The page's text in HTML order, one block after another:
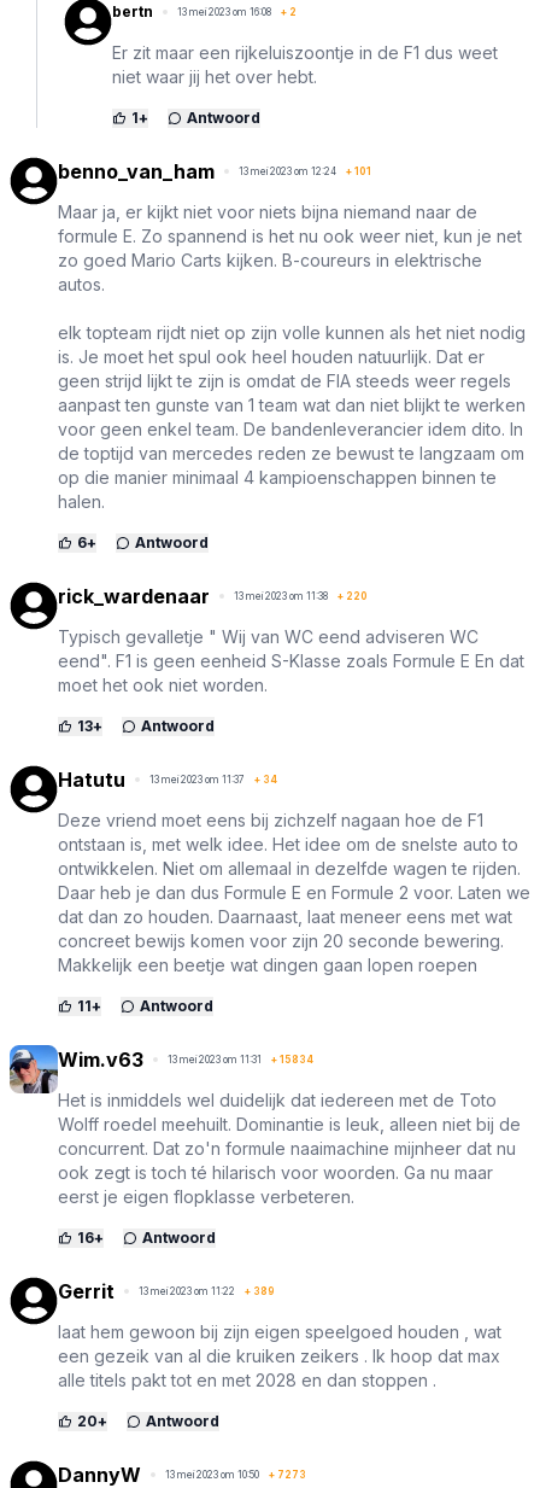
bertn 13 mei 2023 om 16:08 + 2
Er zit maar een rijkeluiszoontje in de F1 dus weet
niet waar jij het over hebt.
1+ Antwoord
benno_van_ham 13 mei 2023 om 12:24 + 101
Maar ja, er kijkt niet voor niets bijna niemand naar de
formule E. Zo spannend is het nu ook weer niet, kun je net
zo goed Mario Carts kijken. B-coureurs in elektrische
autos.
elk topteam rijdt niet op zijn volle kunnen als het niet nodig
is. Je moet het spul ook heel houden natuurlijk. Dat er
geen strijd lijkt te zijn is omdat de FIA steeds weer regels
aanpast ten gunste van 1 team wat dan niet blijkt te werken
voor geen enkel team. De bandenleverancier idem dito. In
de toptijd van mercedes reden ze bewust te langzaam om
op die manier minimaal 4 kampioenschappen binnen te
halen.
6+ Antwoord
rick_wardenaar 13 mei 2023 om 11:38 + 220
Typisch gevalletje " Wij van WC eend adviseren WC
eend". F1 is geen eenheid S-Klasse zoals Formule E En dat
moet het ook niet worden.
13+ Antwoord
Hatutu 13 mei 2023 om 11:37 + 34
Deze vriend moet eens bij zichzelf nagaan hoe de F1
ontstaan is, met welk idee. Het idee om de snelste auto to
ontwikkelen. Niet om allemaal in dezelfde wagen te rijden.
Daar heb je dan dus Formule E en Formule 2 voor. Laten we
dat dan zo houden. Daarnaast, laat meneer eens met wat
concreet bewijs komen voor zijn 20 seconde bewering.
Makkelijk een beetje wat dingen gaan lopen roepen
11+ Antwoord
Wim.v63 13 mei 2023 om 11:31 + 15834
Het is inmiddels wel duidelijk dat iedereen met de Toto
Wolff roedel meehuilt. Dominantie is leuk, alleen niet bij de
concurrent. Dat zo'n formule naaimachine mijnheer dat nu
ook zegt is toch té hilarisch voor woorden. Ga nu maar
eerst je eigen flopklasse verbeteren.
16+ Antwoord
Gerrit 13 mei 2023 om 11:22 + 389
laat hem gewoon bij zijn eigen speelgoed houden , wat
een gezeik van al die kruiken zeikers . Ik hoop dat max
alle titels pakt tot en met 2028 en dan stoppen .
20+ Antwoord
DannyW 13 mei 2023 om 10:50 + 7273